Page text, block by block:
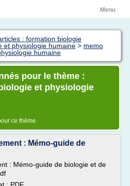
Menu
: formation biologie
et physiologie humaine > memo
humaine
pour le thème :
et physiologie
ce thème
: Mémo-guide de
: Mémo-guide de biologie et de